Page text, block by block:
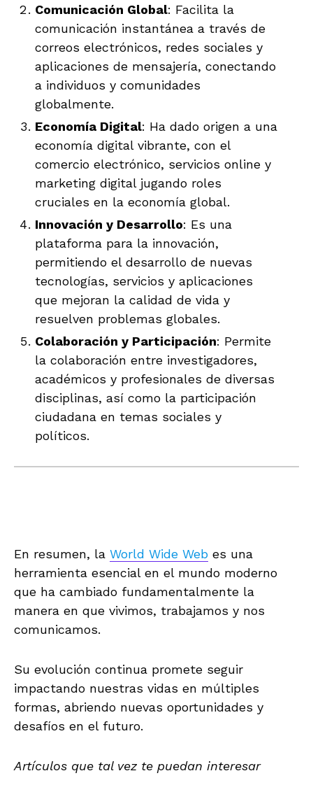
Comunicación Global: Facilita la
comunicación instantánea a través de
correos electrónicos, redes sociales y
aplicaciones de mensajería, conectando
a individuos y comunidades
globalmente.
Economía Digital: Ha dado origen a una
economía digital vibrante, con el
comercio electrónico, servicios online y
marketing digital jugando roles
cruciales en la economía global.
Innovación y Desarrollo: Es una
plataforma para la innovación,
permitiendo el desarrollo de nuevas
tecnologías, servicios y aplicaciones
que mejoran la calidad de vida y
resuelven problemas globales.
Colaboración y Participación: Permite
la colaboración entre investigadores,
académicos y profesionales de diversas
disciplinas, así como la participación
ciudadana en temas sociales y
políticos.
En resumen, la World Wide Web es una
herramienta esencial en el mundo moderno
que ha cambiado fundamentalmente la
manera en que vivimos, trabajamos y nos
comunicamos.
Su evolución continua promete seguir
impactando nuestras vidas en múltiples
formas, abriendo nuevas oportunidades y
desafíos en el futuro.
Artículos que tal vez te puedan interesar